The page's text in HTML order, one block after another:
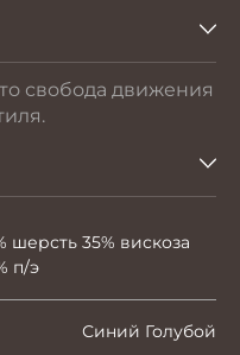
свобода движения
шерсть 35% вискоза
п/э
Синий Голубой